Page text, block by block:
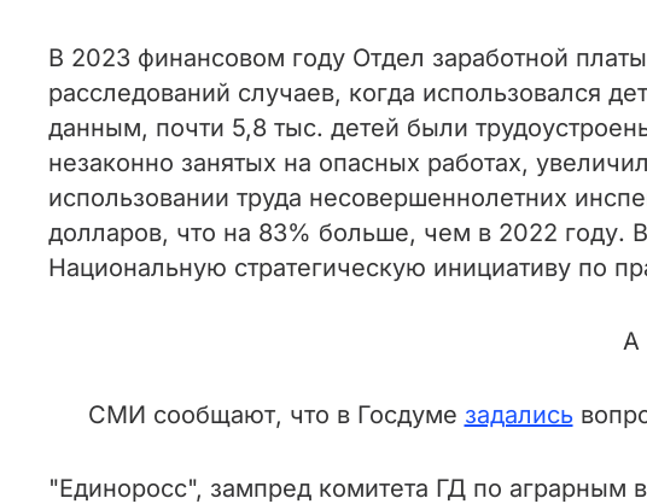
В 2023 финансовом году Отдел заработной
расследований случаев, когда использовался
данным, почти 5,8 тыс. детей были
незаконно занятых на опасных работах,
использовании труда несовершеннолетних
долларов, что на 83% больше, чем в 2022 году.
Национальную стратегическую инициативу по
А
СМИ сообщают, что в Госдуме задались
"Единоросс", зампред комитета ГД по аграрным